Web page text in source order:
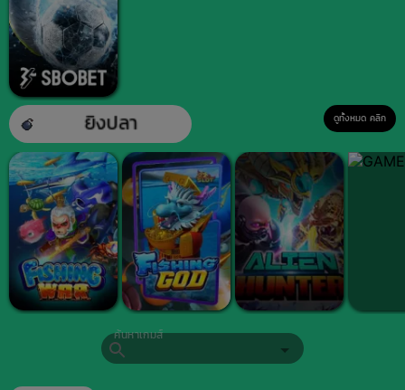
ดูทั้งหมด คลิก
ค้นหาเกมส์